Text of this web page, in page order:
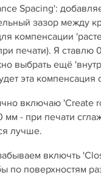
Spacing':
зазор между
компенсации
печати). Я ставлю
выбрать ещё
эта компенсация
включаю 'Create
мм - при печати
лучше.
включть
по поверхностям